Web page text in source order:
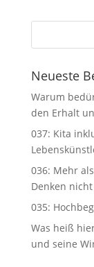
Neueste
Warum
den Erhalt
037: Kita
036: Mehr
Denken
035:
Was heiß
und seine